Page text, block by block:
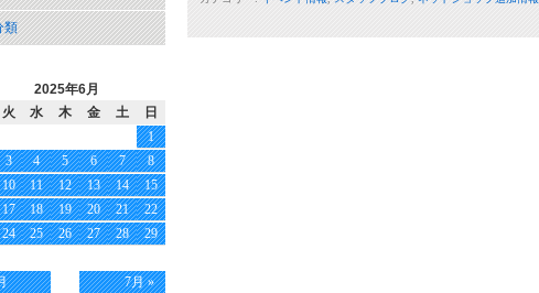
類
2025年6月
火 水 木 金 土 日
7月 »
1
3 4 5 6 7
8
10 11 12 13 14
15
17 18 19 20 21
22
24 25 26 27 28
29